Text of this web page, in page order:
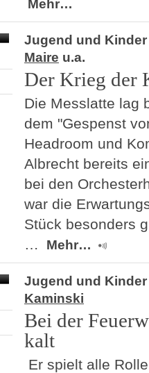
Mehr…
Jugend und Kinder
Maire u.a.
Der Krieg der
Die Messlatte lag
dem "Gespenst
Headroom und
Albrecht bereits
bei den
war die
Stück besonders
…
Mehr…
Jugend und Kinder
Kaminski
Bei der
kalt
Er spielt alle